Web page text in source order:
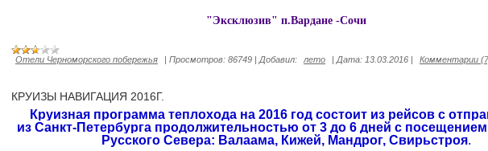
"Эксклюзив" п.Вардане -Сочи
Отели Черноморского побережья | Просмотров: 86749 | Добавил: лето | Дата: 13.03.2016 | Комментарии
КРУИЗЫ НАВИГАЦИЯ 2016Г.
Круизная программа теплохода на 2016 год состоит из рейсов с
из Санкт-Петербургапродолжительностью от 3 до 6 дней с
Русского Севера: Валаама, Кижей, Мандрог, Свирьстроя.